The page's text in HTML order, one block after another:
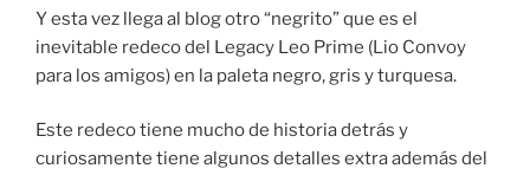
Y esta vez llega al blog otro “negrito” que es el
inevitable redeco del Legacy Leo Prime (Lio Convoy
para los amigos) en la paleta negro, gris y turquesa.
Este redeco tiene mucho de historia detrás y
curiosamente tiene algunos detalles extra además del